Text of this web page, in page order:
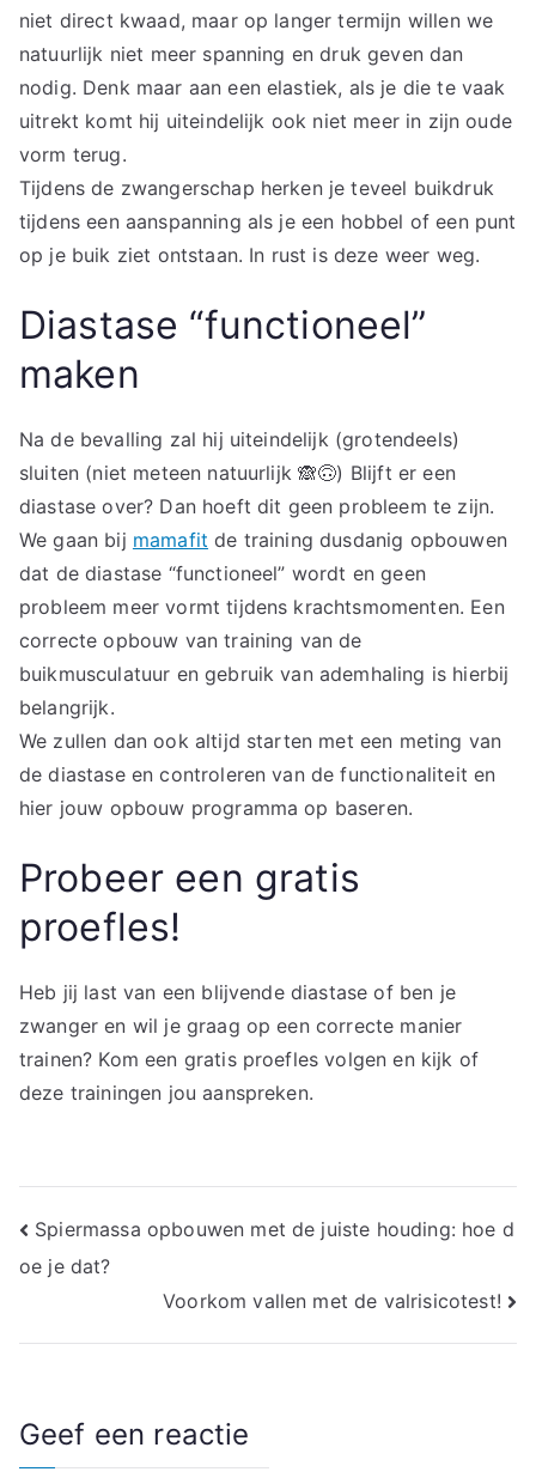
niet direct kwaad, maar op langer termijn willen we
natuurlijk niet meer spanning en druk geven dan
nodig. Denk maar aan een elastiek, als je die te vaak
uitrekt komt hij uiteindelijk ook niet meer in zijn oude
vorm terug.
Tijdens de zwangerschap herken je teveel buikdruk
tijdens een aanspanning als je een hobbel of een punt
op je buik ziet ontstaan. In rust is deze weer weg.
Diastase “functioneel”
maken
Na de bevalling zal hij uiteindelijk (grotendeels)
sluiten (niet meteen natuurlijk 🙈🙃) Blijft er een
diastase over? Dan hoeft dit geen probleem te zijn.
We gaan bij mamafit de training dusdanig opbouwen
dat de diastase “functioneel” wordt en geen
probleem meer vormt tijdens krachtsmomenten. Een
correcte opbouw van training van de
buikmusculatuur en gebruik van ademhaling is hierbij
belangrijk.
We zullen dan ook altijd starten met een meting van
de diastase en controleren van de functionaliteit en
hier jouw opbouw programma op baseren.
Probeer een gratis
proefles!
Heb jij last van een blijvende diastase of ben je
zwanger en wil je graag op een correcte manier
trainen? Kom een gratis proefles volgen en kijk of
deze trainingen jou aanspreken.
Bericht
navigatie
Spiermassa opbouwen met de juiste houding: hoe d
oe je dat?
Voorkom vallen met de valrisicotest!
Geef een reactie